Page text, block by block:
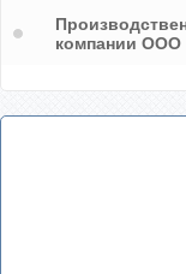
компании ООО